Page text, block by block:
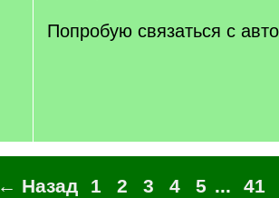
Попробую связаться с
← Назад 1 2 3 4 5 ...
41